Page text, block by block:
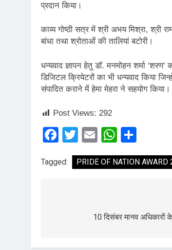
प्रदान किया।
काव्य गोष्ठी सत्र में श्री अभय मिश्रा, श्री
बांधा तथा श्रोताओं की तालियां बटोरी।
धन्यवाद ज्ञापन हेतु डॉ. मनमोहन शर्मा
डिजिटल क्रियेटरों का भी धन्यवाद किया
संपादित कराने में हेमा मेहरा ने सहयोग किया।
Post Views: 292
Facebook
TwitterEmail
Tagged: PRIDE OF NATION AWARD
10 दिसंबर मानव अधिकारों